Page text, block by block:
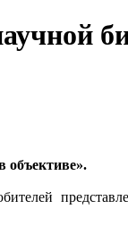
объективе».